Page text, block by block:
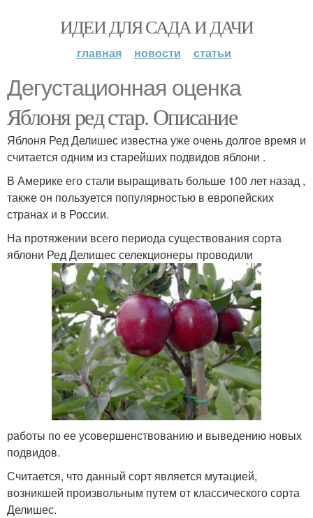
ИДЕИ ДЛЯ САДА И ДАЧИ
главная новости статьи
Дегустационная оценка
Яблоня ред стар. Описание
Яблоня Ред Делишес известна уже очень долгое время и
считается одним из старейших подвидов яблони .
В Америке его стали выращивать больше 100 лет назад ,
также он пользуется популярностью в европейских
странах и в России.
На протяжении всего периода существования сорта
яблони Ред Делишес селекционеры проводили
работы по ее усовершенствованию и выведению новых
подвидов.
Считается, что данный сорт является мутацией,
возникшей произвольным путем от классического сорта
Делишес.